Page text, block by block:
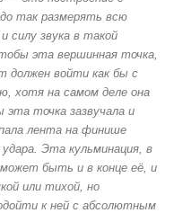
так размерять всю
силу звука в такой
эта вершинная точка,
должен войти как бы с
хотя на самом деле она
точка зазвучала и
лента на финише
Эта кульминация, в
быть и в конце её, и
или тихой, но
к ней с абсолютным